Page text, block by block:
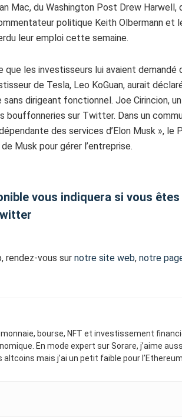
Mac, du Washington Post Drew Harwell,
politique Keith Olbermann et
leur emploi cette semaine.
que les investisseurs lui avaient
de Tesla, Leo KoGuan, aurait
dirigeant fonctionnel. Joe Cirincion,
bouffonneries sur Twitter. Dans un
des services d’Elon Musk », le
Musk pour gérer l’entreprise.
vous indiquera si vous êtes
rendez-vous sur notre site web, notre
bourse, NFT et investissement
En mode expert sur Sorare, j’aime
altcoins mais j’ai un petit faible pour